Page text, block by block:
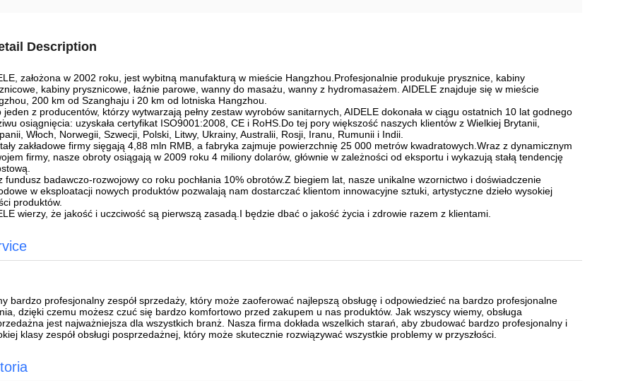
Description
założona w 2002 roku, jest wybitną manufakturą w mieście Hangzhou.Profesjonalnie produkuje prysznice, kabiny
kabiny prysznicowe, łaźnie parowe, wanny do masażu, wanny z hydromasażem. AIDELE znajduje się w mieście
200 km od Szanghaju i 20 km od lotniska Hangzhou.
jeden z producentów, którzy wytwarzają pełny zestaw wyrobów sanitarnych, AIDELE dokonała w ciągu ostatnich 10 lat godnego
osiągnięcia: uzyskała certyfikat ISO9001:2008, CE i RoHS.Do tej pory większość naszych klientów z Wielkiej Brytanii,
Włoch, Norwegii, Szwecji, Polski, Litwy, Ukrainy, Australii, Rosji, Iranu, Rumunii i Indii.
zakładowe firmy sięgają 4,88 mln RMB, a fabryka zajmuje powierzchnię 25 000 metrów kwadratowych.Wraz z dynamicznym
firmy, nasze obroty osiągają w 2009 roku 4 miliony dolarów, głównie w zależności od eksportu i wykazują stałą tendencję
fundusz badawczo-rozwojowy co roku pochłania 10% obrotów.Z biegiem lat, nasze unikalne wzornictwo i doświadczenie
w eksploatacji nowych produktów pozwalają nam dostarczać klientom innowacyjne sztuki, artystyczne dzieło wysokiej
produktów.
wierzy, że jakość i uczciwość są pierwszą zasadą.I będzie dbać o jakość życia i zdrowie razem z klientami.
bardzo profesjonalny zespół sprzedaży, który może zaoferować najlepszą obsługę i odpowiedzieć na bardzo profesjonalne
dzięki czemu możesz czuć się bardzo komfortowo przed zakupem u nas produktów. Jak wszyscy wiemy, obsługa
jest najważniejsza dla wszystkich branż. Nasza firma dokłada wszelkich starań, aby zbudować bardzo profesjonalny i
klasy zespół obsługi posprzedażnej, który może skutecznie rozwiązywać wszystkie problemy w przyszłości.